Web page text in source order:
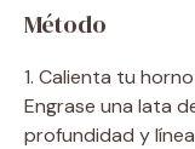
Método
1. Calienta tu
Engrase una lata
profundidad y